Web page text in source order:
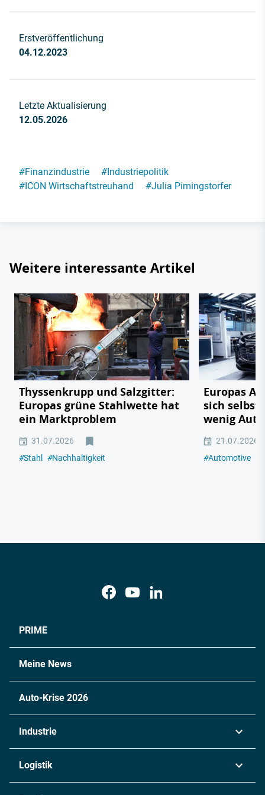
Erstveröffentlichung
04.12.2023
Letzte Aktualisierung
12.05.2026
#Finanzindustrie #Industriepolitik
#ICON Wirtschaftstreuhand #Julia Pimingstorfer
Weitere interessante Artikel
Thyssenkrupp und Salzgitter:
Europas grüne Stahlwette hat
ein Marktproblem
31.07.2026
#Stahl #Nachhaltigkeit
Europas
sich
wenig
21.07.2026
#Automotive
PRIME
Meine News
Auto-Krise 2026
Industrie
Logistik